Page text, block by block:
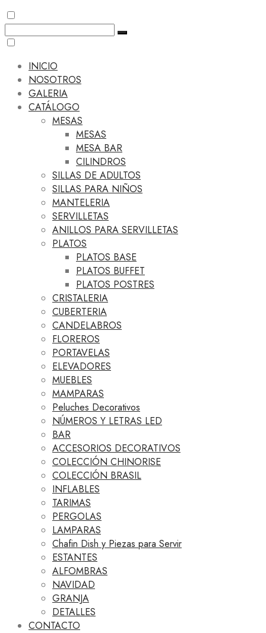
INICIO
NOSOTROS
GALERIA
CATÁLOGO
MESAS
MESAS
MESA BAR
CILINDROS
SILLAS DE ADULTOS
SILLAS PARA NIÑOS
MANTELERIA
SERVILLETAS
ANILLOS PARA SERVILLETAS
PLATOS
PLATOS BASE
PLATOS BUFFET
PLATOS POSTRES
CRISTALERIA
CUBERTERIA
CANDELABROS
FLOREROS
PORTAVELAS
ELEVADORES
MUEBLES
MAMPARAS
Peluches Decorativos
NÚMEROS Y LETRAS LED
BAR
ACCESORIOS DECORATIVOS
COLECCIÓN CHINORISE
COLECCIÓN BRASIL
INFLABLES
TARIMAS
PERGOLAS
LAMPARAS
Chafin Dish y Piezas para Servir
ESTANTES
ALFOMBRAS
NAVIDAD
GRANJA
DETALLES
CONTACTO